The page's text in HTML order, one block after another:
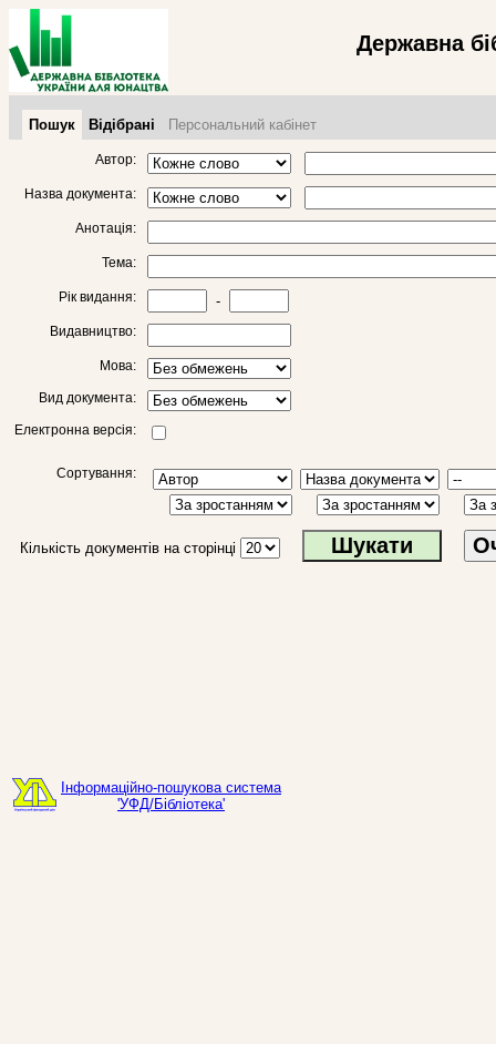
Державна
Пошук Відібрані Персональний кабінет
Автор:
Назва документа:
Анотація:
Тема:
Рік видання: -
Видавництво:
Мова:
Вид документа:
Електронна версія:
Сортування:
Кількість документів на сторінці
Інформаційно-пошукова система
'УФД/Бібліотека'